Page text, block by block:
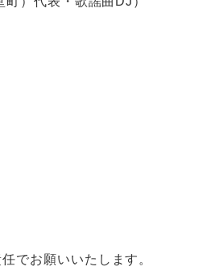
でお願いいたします。